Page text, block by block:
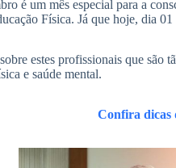
é um mês especial para a
Física. Já que hoje, dia
estes profissionais que são
e saúde mental.
Confira dicas